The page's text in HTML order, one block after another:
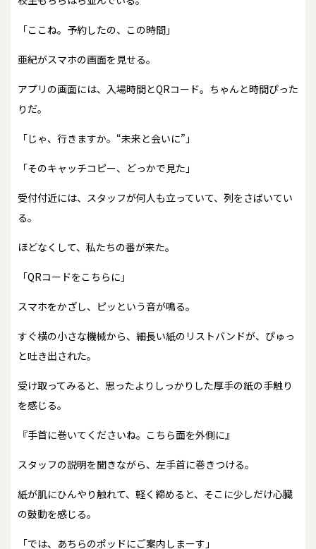
「ここね。予約したの、この時間」
亜紀がスマホの画面を見せる。
アプリの画面には、入場時間とQRコード。ちゃんと時間ぴった
りだ。
「じゃ、行きますか。“未来と会いに”」
「そのキャッチコピー、どっかで見た」
受付付近には、スタッフが何人も立っていて、列をさばいてい
る。
ほどなくして、私たちの番が来た。
「QRコードをこちらに」
スマホをかざし、ピッという音が鳴る。
すぐ横の小さな機械から、細長い紙のリストバンドが、ぴゅっ
と吐き出された。
受け取ってみると、思ったよりしっかりした厚手の紙の手触り
を感じる。
『手首に巻いてくださいね。こちら面を外側に』
スタッフの説明を聞きながら、左手首に巻きつける。
紙が肌にひんやり触れて、軽く締めると、そこに少しだけ心臓
の鼓動を感じる。
「では、あちらのポッドにご案内しまーす」